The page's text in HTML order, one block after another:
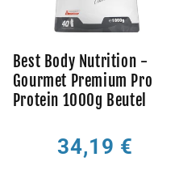
Best Body Nutrition -
Gourmet Premium Pro
Protein 1000g Beutel
Normaler
Preis
34,19 €